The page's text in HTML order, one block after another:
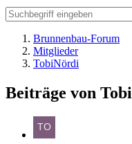
Brunnenbau-Forum
Mitglieder
TobiNördi
Beiträge von